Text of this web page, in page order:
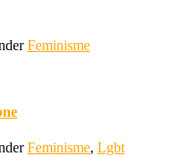
Feminisme
Feminisme, Lgbt